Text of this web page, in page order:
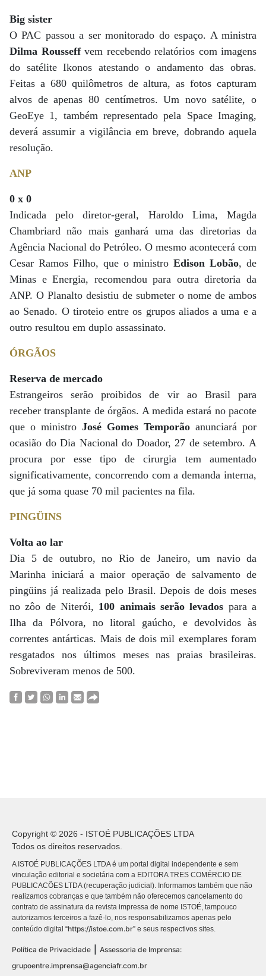
Big sister
O PAC passou a ser monitorado do espaço. A ministra
Dilma Rousseff vem recebendo relatórios com imagens
do satélite Ikonos atestando o andamento das obras.
Feitas a 680 quilômetros de altura, as fotos capturam
alvos de apenas 80 centímetros. Um novo satélite, o
GeoEye 1, também representado pela Space Imaging,
deverá assumir a vigilância em breve, dobrando aquela
resolução.
ANP
0 x 0
Indicada pelo diretor-geral, Haroldo Lima, Magda
Chambriard não mais ganhará uma das diretorias da
Agência Nacional do Petróleo. O mesmo acontecerá com
Cesar Ramos Filho, que o ministroEdison Lobão, de
Minas e Energia, recomendou para outra diretoria da
ANP. O Planalto desistiu de submeter o nome de ambos
ao Senado. O tiroteio entre os grupos aliados a uma e a
outro resultou em duplo assassinato.
ÓRGÃOS
Reserva de mercado
Estrangeiros serão proibidos de vir ao Brasil para
receber transplante de órgãos. A medida estará no pacote
que o ministro José Gomes Temporão anunciará por
ocasião do Dia Nacional do Doador, 27 de setembro. A
procura por esse tipo de cirurgia tem aumentado
significativamente, concorrendo com a demanda interna,
que já soma quase 70 mil pacientes na fila.
PINGÜINS
Volta ao lar
Dia 5 de outubro, no Rio de Janeiro, um navio da
Marinha iniciará a maior operação de salvamento de
pingüins já realizada pelo Brasil. Depois de dois meses
no zôo de Niterói, 100 animais serão levados para a
Ilha da Pólvora, no litoral gaúcho, e devolvidos às
correntes antárticas. Mais de dois mil exemplares foram
resgatados nos últimos meses nas praias brasileiras.
Sobreviveram menos de 500.
Copyright © 2026 - ISTOÉ PUBLICAÇÕES LTDA
Todos os direitos reservados.
A ISTOÉ PUBLICAÇÕES LTDA é um portal digital independente e sem
vinculação editorial e societária com a EDITORA TRES COMÉRCIO DE
PUBLICACÕES LTDA (recuperação judicial). Informamos também que não
realizamos cobranças e que também não oferecemos cancelamento do
contrato de assinatura da revista impressa de nome ISTOÉ, tampouco
autorizamos terceiros a fazê-lo, nos responsabilizamos apenas pelo
conteúdo digital “https://istoe.com.br” e seus respectivos sites.
Política de Privacidade
Assessoria de Imprensa:
grupoentre.imprensa@agenciafr.com.br